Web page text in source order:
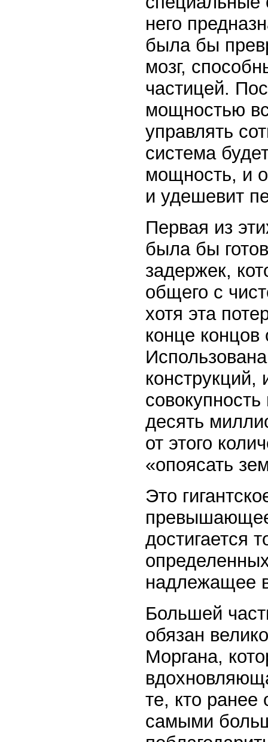
него
была бы
мозг,
частицей.
мощностью
управлять
система
мощность, и
и удешевит
Первая из
была бы
задержек,
общего с
хотя эта
конце концов
конструкций,
десять
от этого
«опоясать
Это
достигается
надлежащее
Большей
обязан
Моргана,
те, кто
самыми